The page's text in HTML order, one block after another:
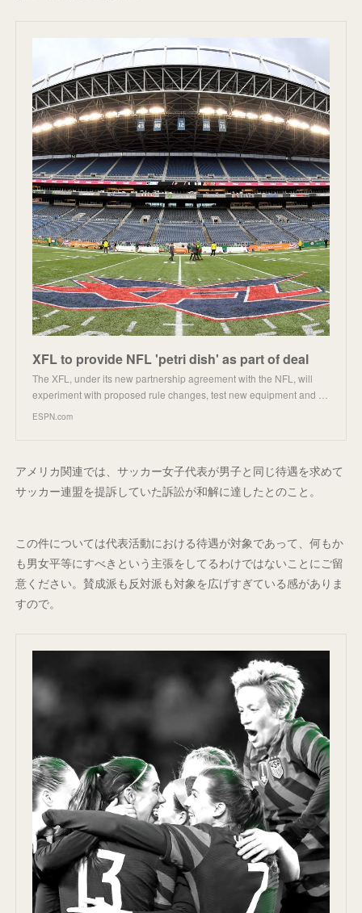
XFL to provide NFL 'petri dish' as part of deal
The XFL, under its new partnership agreement with the NFL, will
experiment with proposed rule changes, test new equipment and …
ESPN.com
アメリカ関連では、サッカー女子代表が男子と同じ待遇を求めて
サッカー連盟を提訴していた訴訟が和解に達したとのこと。
この件については代表活動における待遇が対象であって、何もか
も男女平等にすべきという主張をしてるわけではないことにご留
意ください。賛成派も反対派も対象を広げすぎている感がありま
すので。